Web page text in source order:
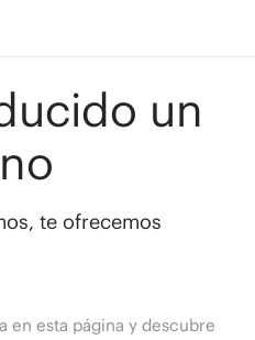
un
te ofrecemos
en esta página y descubre